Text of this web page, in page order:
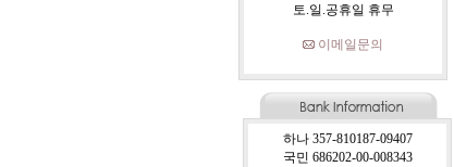
토.일.공휴일 휴무
이메일문의
하나 357-810187-09407
국민 686202-00-008343